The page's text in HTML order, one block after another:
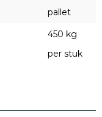
pallet
450 kg
per stuk